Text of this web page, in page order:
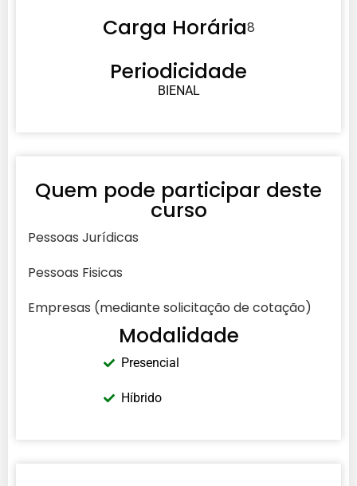
Periodicidade
BIENAL
Carga Horária8
Modalidade
Presencial
Híbrido
Quem pode participar deste
curso
Pessoas Jurídicas
Pessoas Fisicas
Empresas (mediante solicitação de cotação)